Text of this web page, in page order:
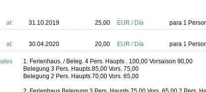
al: 31.10.2019 25,00 EUR / Día para 1
al: 30.04.2020 20,00 EUR / Día para 1
1. Ferienhaus. / Beleg. 4 Pers. Haupts . 100,00 Vorsaison 90,00
Belegung 3 Pers. Haupts.85,00 Vors. 75,00
Belegung 2 Pers. Haupts.70,00 Vors. 65,00